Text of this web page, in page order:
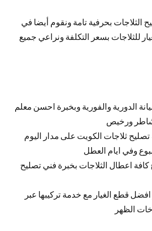
الثلاجات بحرفية تامة ونقوم أيضا في
للثلاجات بسعر التكلفة ونراعي جميع
الدورية والفورية وبخبرة احسن معلم
شاطر ورخيص
ثلاجات الكويت على مدار اليوم
وفي ايام العطل
اعطال الثلاجات بخبرة فني تصليح
قطع الغيار مع خدمة تركيبها عبر
الظهر